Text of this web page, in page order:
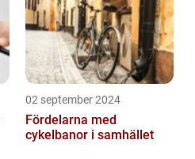
02 september 2024
Fördelarna med
cykelbanor i samhället